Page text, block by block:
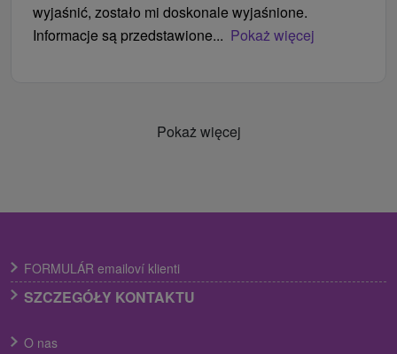
wyjaśnić, zostało mi doskonale wyjaśnione.
Informacje są przedstawione... Pokaż więcej
Pokaż więcej
FORMULÁR emailoví klienti
SZCZEGÓŁY KONTAKTU
O nas